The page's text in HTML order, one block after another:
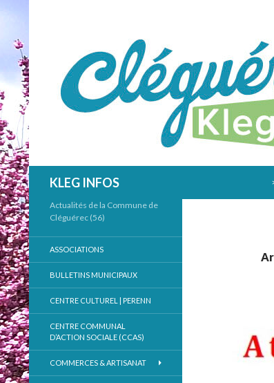
KLEG INFOS
Actualités de la Commune de
Cléguérec (56)
ASSOCIATIONS
BULLETINS MUNICIPAUX
CENTRE CULTUREL | PERENN
CENTRE COMMUNAL
D’ACTION SOCIALE (CCAS)
COMMERCES & ARTISANAT